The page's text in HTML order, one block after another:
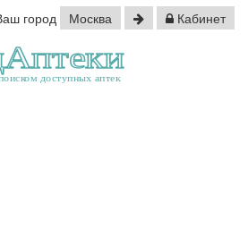
город Москва Кабинет